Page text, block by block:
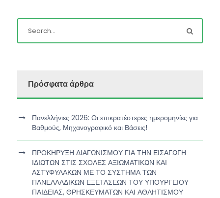
Πρόσφατα άρθρα
Πανελλήνιες 2026: Οι επικρατέστερες ημερομηνίες για
Βαθμούς, Μηχανογραφικό και Βάσεις!
ΠΡΟΚΗΡΥΞΗ ΔΙΑΓΩΝΙΣΜΟΥ ΓΙΑ ΤΗΝ ΕΙΣΑΓΩΓΗ
ΙΔΙΩΤΩΝ ΣΤΙΣ ΣΧΟΛΕΣ ΑΞΙΩΜΑΤΙΚΩΝ ΚΑΙ
ΑΣΤΥΦΥΛΑΚΩΝ ΜΕ ΤΟ ΣΥΣΤΗΜΑ ΤΩΝ
ΠΑΝΕΛΛΑΔΙΚΩΝ ΕΞΕΤΑΣΕΩΝ ΤΟΥ ΥΠΟΥΡΓΕΙΟΥ
ΠΑΙΔΕΙΑΣ, ΘΡΗΣΚΕΥΜΑΤΩΝ ΚΑΙ ΑΘΛΗΤΙΣΜΟΥ